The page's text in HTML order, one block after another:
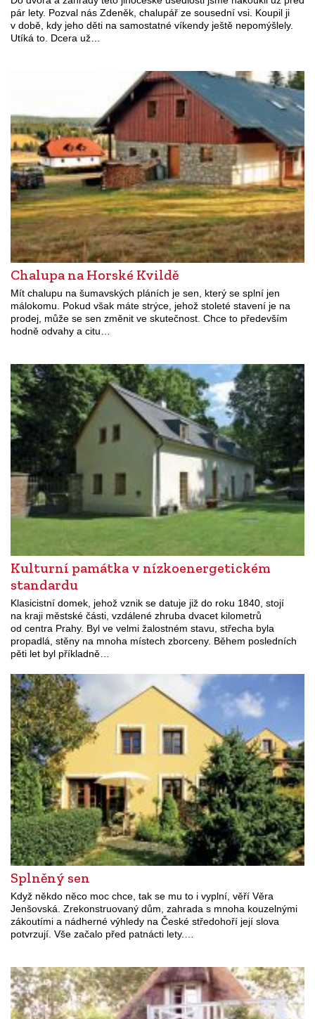
pár lety. Pozval nás Zdeněk, chalupář ze sousední vsi. Koupil ji
v době, kdy jeho děti na samostatné víkendy ještě nepomýšlely.
Utíká to. Dcera už…
Chalupa na Horské Kvildě
Mít chalupu na šumavských pláních je sen, který se splní jen
málokomu. Pokud však máte strýce, jehož stoleté stavení je na
prodej, může se sen změnit ve skutečnost. Chce to především
hodně odvahy a citu…
Kulturní památka v nízkoenergetickém
standardu
Klasicistní domek, jehož vznik se datuje již do roku 1840, stojí
na kraji městské části, vzdálené zhruba dvacet kilometrů
od centra Prahy. Byl ve velmi žalostném stavu, střecha byla
propadlá, stěny na mnoha místech zborceny. Během posledních
pěti let byl příkladně…
Splněný sen
Když někdo něco moc chce, tak se mu to i vyplní, věří Věra
Jenšovská. Zrekonstruovaný dům, zahrada s mnoha kouzelnými
zákoutími a nádherné výhledy na České středohoří její slova
potvrzují. Vše začalo před patnácti lety.…